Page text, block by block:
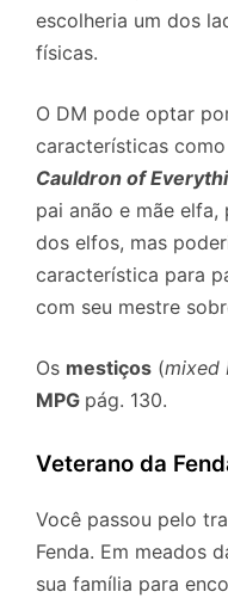
escolheria um dos
físicas.
O DM pode optar
características
Cauldron of
pai anão e mãe
dos elfos, mas
característica para
com seu mestre
Os mestiços (mixed
MPG pág. 130.
Veterano da
Você passou pelo
Fenda. Em meados
sua família para